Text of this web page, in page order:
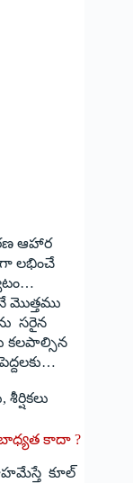
ఆహార
లభించే
మొత్తము
సరైన
కలపాల్సిన
, శీర్షికలు
బాధ్యత కాదా ?
కూల్